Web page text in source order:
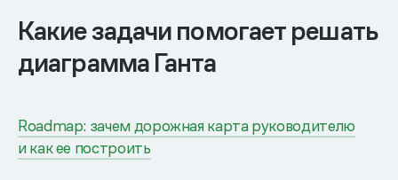
Какие задачи помогает решать
диаграмма Ганта
Roadmap: зачем дорожная карта руководителю
и как ее построить